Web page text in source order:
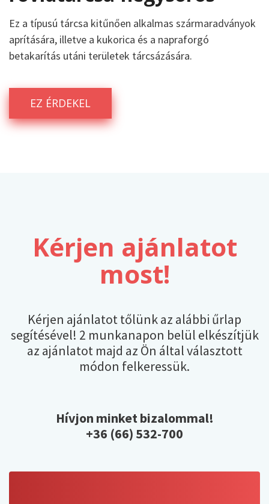
Ez a típusú tárcsa kitűnően alkalmas szármaradványok
aprítására, illetve a kukorica és a napraforgó
betakarítás utáni területek tárcsázására.
EZ ÉRDEKEL
Kérjen ajánlatot
most!
Kérjen ajánlatot tőlünk az alábbi űrlap
segítésével! 2 munkanapon belül elkészítjük
az ajánlatot majd az Ön által választott
módon felkeressük.
Hívjon minket bizalommal!
+36 (66) 532-700